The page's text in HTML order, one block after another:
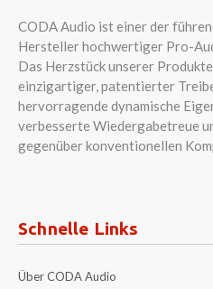
CODA Audio ist einer der
Hersteller hochwertiger Pro-
Das Herzstück unserer
einzigartiger, patentierter
hervorragende dynamische
verbesserte Wiedergabetreue
gegenüber konventionellen
Schnelle Links
Über CODA Audio